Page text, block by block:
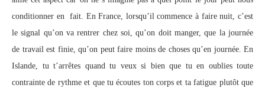
conditionner en fait. En France, lorsqu’il commence à faire nuit, c’est
le signal qu’on va rentrer chez soi, qu’on doit manger, que la journée
de travail est finie, qu’on peut faire moins de choses qu’en journée. En
Islande, tu t’arrêtes quand tu veux si bien que tu en oublies toute
contrainte de rythme et que tu écoutes ton corps et ta fatigue plutôt que